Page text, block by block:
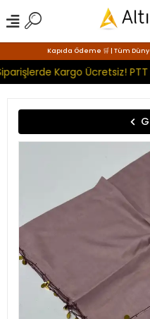
Kapıda Ödeme 🛒 | Tüm
Kargo Ücretsiz! PTT